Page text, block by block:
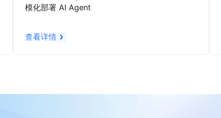
模化部署 AI Agent
查看详情